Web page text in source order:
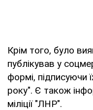
Крім того, було
публікував у
формі, підписуючи
року". Є також
міліції "ЛНР".